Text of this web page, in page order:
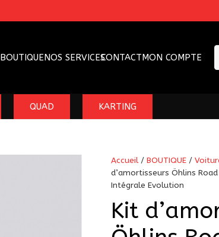
BOUTIQUENOS SERVICESCONTACTMON COMPTE
QUAD KARTING
Accueil/BOUTIQUE /
d’amortisseurs Öhlins
Intégrale Evolution
Kit